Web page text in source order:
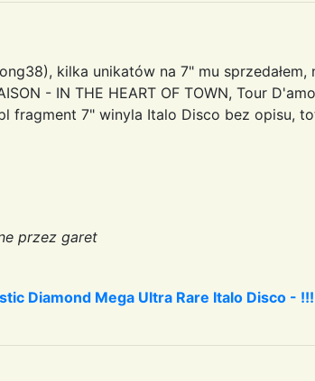
kilka unikatów na 7" mu
- IN THE HEART OF TOWN, Tour
fragment 7" winyla Italo Disco bez opisu,
przez garet
Diamond Mega Ultra Rare Italo Disco - !!!